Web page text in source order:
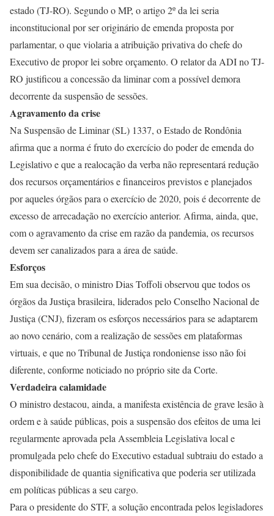
estado (TJ-RO). Segundo o MP, o artigo 2º da lei seria
inconstitucional por ser originário de emenda proposta por
parlamentar, o que violaria a atribuição privativa do chefe do
Executivo de propor lei sobre orçamento. O relator da ADI no TJ-
RO justificou a concessão da liminar com a possível demora
decorrente da suspensão de sessões.
Agravamento da crise
Na Suspensão de Liminar (SL) 1337, o Estado de Rondônia
afirma que a norma é fruto do exercício do poder de emenda do
Legislativo e que a realocação da verba não representará redução
dos recursos orçamentários e financeiros previstos e planejados
por aqueles órgãos para o exercício de 2020, pois é decorrente de
excesso de arrecadação no exercício anterior. Afirma, ainda, que,
com o agravamento da crise em razão da pandemia, os recursos
devem ser canalizados para a área de saúde.
Esforços
Em sua decisão, o ministro Dias Toffoli observou que todos os
órgãos da Justiça brasileira, liderados pelo Conselho Nacional de
Justiça (CNJ), fizeram os esforços necessários para se adaptarem
ao novo cenário, com a realização de sessões em plataformas
virtuais, e que no Tribunal de Justiça rondoniense isso não foi
diferente, conforme noticiado no próprio site da Corte.
Verdadeira calamidade
O ministro destacou, ainda, a manifesta existência de grave lesão à
ordem e à saúde públicas, pois a suspensão dos efeitos de uma lei
regularmente aprovada pela Assembleia Legislativa local e
promulgada pelo chefe do Executivo estadual subtraiu do estado a
disponibilidade de quantia significativa que poderia ser utilizada
em políticas públicas a seu cargo.
Para o presidente do STF, a solução encontrada pelos legisladores